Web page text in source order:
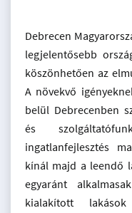
Debrecen
legjelentősebb
köszönhetően az
A növekvő
belül Debrecenben
és
ingatlanfejlesztés
kínál majd a leendő
egyaránt
kialakított lakások